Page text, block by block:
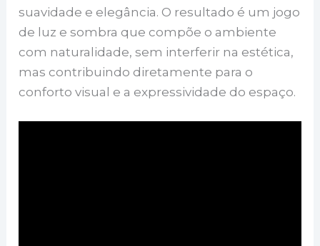
suavidade e elegância. O resultado é um jogo
de luz e sombra que compõe o ambiente
com naturalidade, sem interferir na estética,
mas contribuindo diretamente para o
conforto visual e a expressividade do espaço.